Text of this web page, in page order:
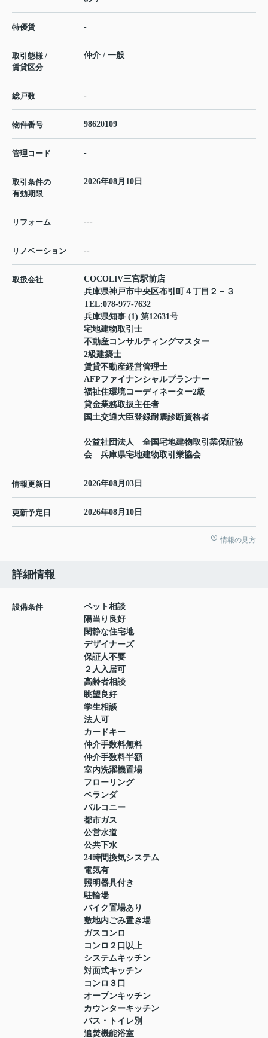
特優賃 -
取引態様 /
賃貸区分
仲介 / 一般
総戸数 -
物件番号 98620109
管理コード -
取引条件の
有効期限
2026年08月10日
リフォーム ---
リノベーション --
取扱会社
COCOLIV三宮駅前店
兵庫県神戸市中央区布引町４丁目２－３
TEL:078-977-7632
兵庫県知事 (1) 第12631号
宅地建物取引士
不動産コンサルティングマスター
2級建築士
賃貸不動産経営管理士
AFPファイナンシャルプランナー
福祉住環境コーディネーター2級
貸金業務取扱主任者
国土交通大臣登録耐震診断資格者
公益社団法人 全国宅地建物取引業保証協
会 兵庫県宅地建物取引業協会
情報更新日 2026年08月03日
更新予定日 2026年08月10日
情報の見方
詳細情報
設備条件
ペット相談
陽当り良好
閑静な住宅地
デザイナーズ
保証人不要
２人入居可
高齢者相談
眺望良好
学生相談
法人可
カードキー
仲介手数料無料
仲介手数料半額
室内洗濯機置場
フローリング
ベランダ
バルコニー
都市ガス
公営水道
公共下水
24時間換気システム
電気有
照明器具付き
駐輪場
バイク置場あり
敷地内ごみ置き場
ガスコンロ
コンロ２口以上
システムキッチン
対面式キッチン
コンロ３口
オープンキッチン
カウンターキッチン
バス・トイレ別
追焚機能浴室